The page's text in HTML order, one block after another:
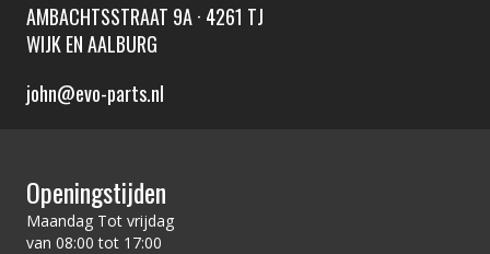
AMBACHTSSTRAAT 9A · 4261 TJ
WIJK EN AALBURG
john@evo-parts.nl
Openingstijden
Maandag Tot vrijdag
van 08:00 tot 17:00